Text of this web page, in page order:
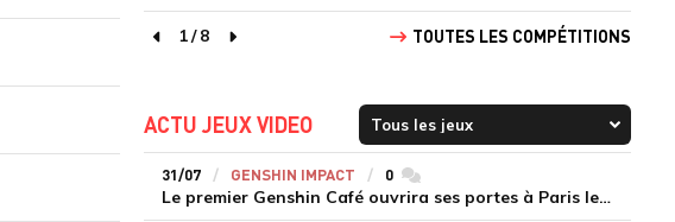
page précédente
1/8
page suivante
TOUTES LES COMPÉTITIONS
ACTU JEUX VIDEO
31/07 GENSHIN IMPACT 0commentaires
Le premier Genshin Café ouvrira ses portes à Paris le 14 août